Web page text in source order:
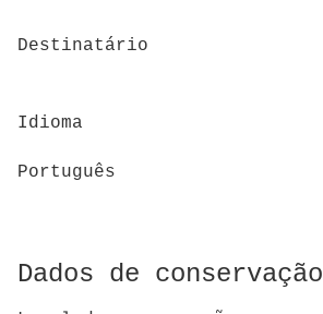
Destinatário
Idioma
Português
Dados de conservação